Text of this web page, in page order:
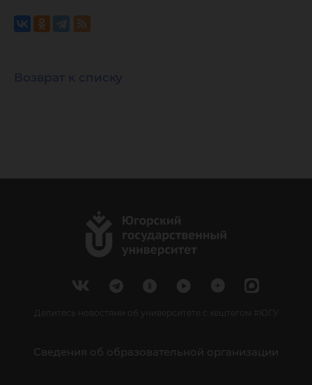
Возврат к списку
Делитесь новостями об университете с хештегом #ЮГУ
Сведения об образовательной организации